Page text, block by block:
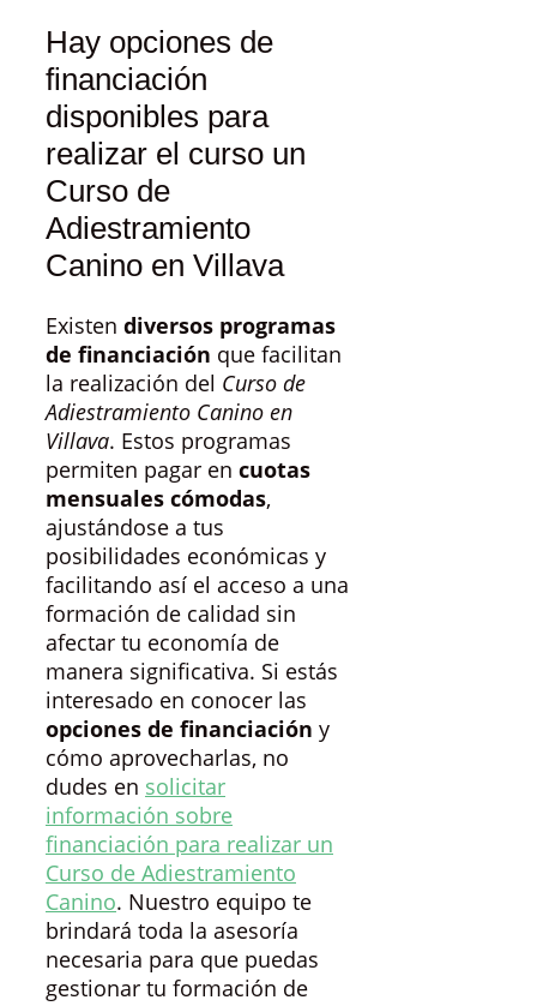
Hay opciones de
financiación
disponibles para
realizar el curso un
Curso de
Adiestramiento
Canino en Villava
Existen diversos programas
de financiación que facilitan
la realización del Curso de
Adiestramiento Canino en
Villava. Estos programas
permiten pagar en cuotas
mensuales cómodas,
ajustándose a tus
posibilidades económicas y
facilitando así el acceso a una
formación de calidad sin
afectar tu economía de
manera significativa. Si estás
interesado en conocer las
opciones de financiación y
cómo aprovecharlas, no
dudes en solicitar
información sobre
financiación para realizar un
Curso de Adiestramiento
Canino. Nuestro equipo te
brindará toda la asesoría
necesaria para que puedas
gestionar tu formación de